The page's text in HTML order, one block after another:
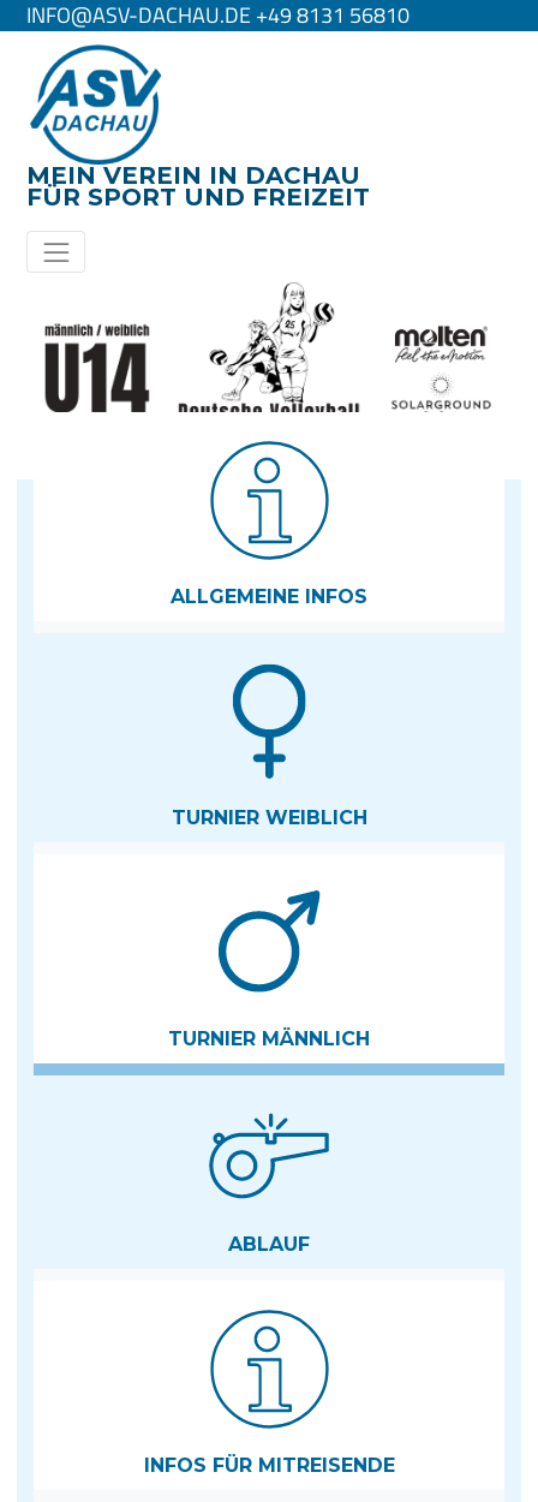
INFO@ASV-DACHAU.DE +49 8131 56810
MEIN VEREIN IN DACHAU
FÜR SPORT UND FREIZEIT
ALLGEMEINE INFOS
TURNIER WEIBLICH
TURNIER MÄNNLICH
ABLAUF
INFOS FÜR MITREISENDE